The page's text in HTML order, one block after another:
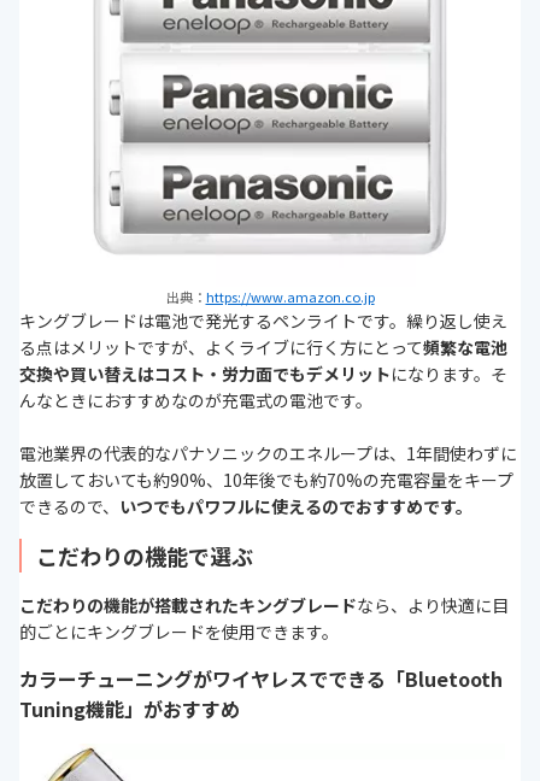
出典： https://www.amazon.co.jp
キングブレードは電池で発光するペンライトです。繰り返し使え
る点はメリットですが、よくライブに行く方にとって頻繁な電池
交換や買い替えはコスト・労力面でもデメリットになります。そ
んなときにおすすめなのが充電式の電池です。
電池業界の代表的なパナソニックのエネループは、1年間使わずに
放置しておいても約90%、10年後でも約70%の充電容量をキープ
できるので、 いつでもパワフルに使えるのでおすすめです。
こだわりの機能で選ぶ
こだわりの機能が搭載されたキングブレードなら、より快適に目
的ごとにキングブレードを使用できます。
カラーチューニングがワイヤレスでできる「Bluetooth
Tuning機能」がおすすめ